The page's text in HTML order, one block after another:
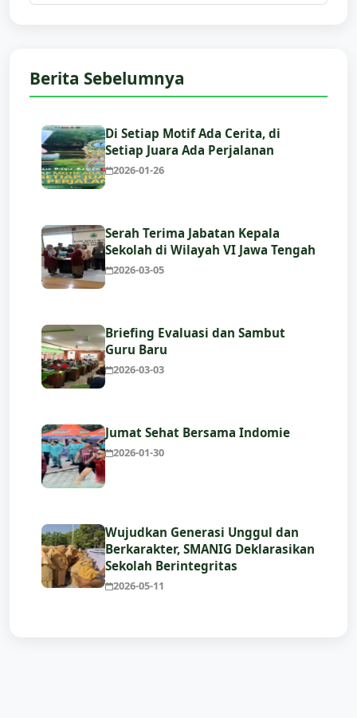
Berita Sebelumnya
Di Setiap Motif Ada Cerita, di
Setiap Juara Ada Perjalanan
2026-01-26
Serah Terima Jabatan Kepala
Sekolah di Wilayah VI Jawa Tengah
2026-03-05
Briefing Evaluasi dan Sambut
Guru Baru
2026-03-03
Jumat Sehat Bersama Indomie
2026-01-30
Wujudkan Generasi Unggul dan
Berkarakter, SMANIG Deklarasikan
Sekolah Berintegritas
2026-05-11